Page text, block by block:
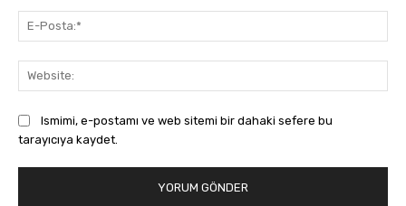
Ismimi, e-postamı ve web sitemi bir dahaki sefere bu
tarayıcıya kaydet.